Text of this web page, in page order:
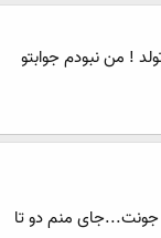
تولد ! من نبودم جوابتو
پیداش کنی؟:15:بخور نوش جونت...جای منم دو تا